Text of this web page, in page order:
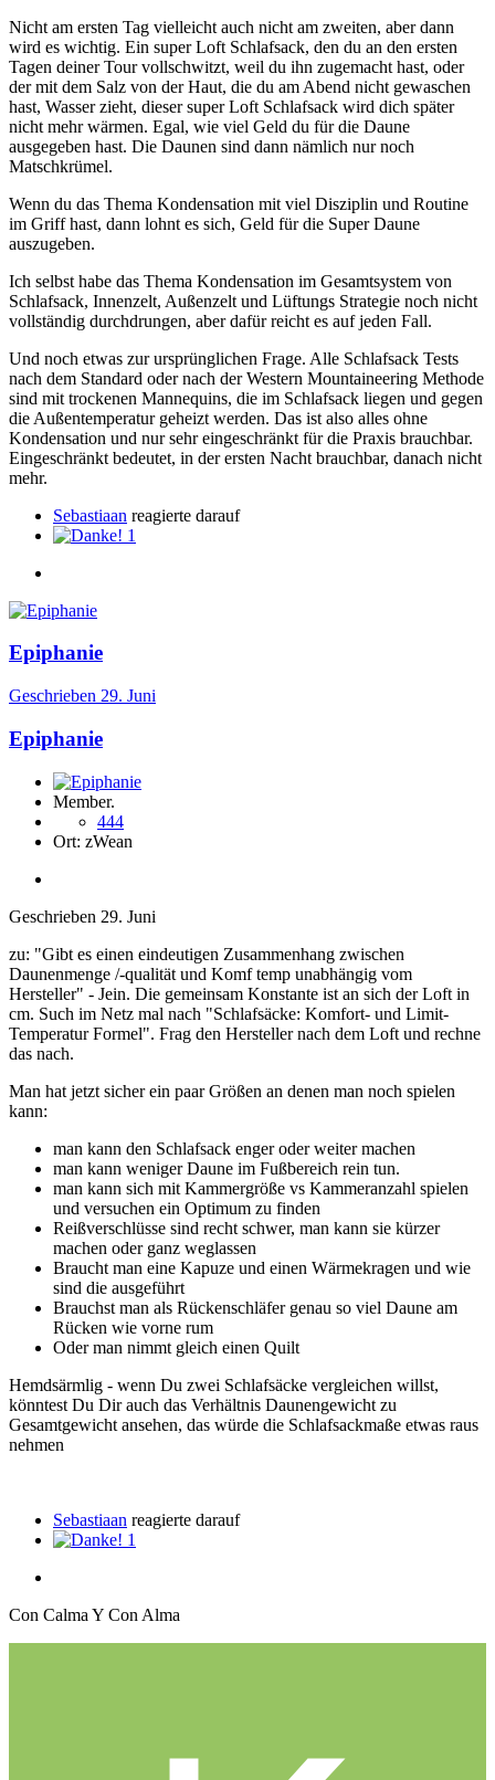
Nicht am ersten Tag vielleicht auch nicht am zweiten, aber dann
wird es wichtig. Ein super Loft Schlafsack, den du an den ersten
Tagen deiner Tour vollschwitzt, weil du ihn zugemacht hast, oder
der mit dem Salz von der Haut, die du am Abend nicht gewaschen
hast, Wasser zieht, dieser super Loft Schlafsack wird dich später
nicht mehr wärmen. Egal, wie viel Geld du für die Daune
ausgegeben hast. Die Daunen sind dann nämlich nur noch
Matschkrümel.
Wenn du das Thema Kondensation mit viel Disziplin und Routine
im Griff hast, dann lohnt es sich, Geld für die Super Daune
auszugeben.
Ich selbst habe das Thema Kondensation im Gesamtsystem von
Schlafsack, Innenzelt, Außenzelt und Lüftungs Strategie noch nicht
vollständig durchdrungen, aber dafür reicht es auf jeden Fall.
Und noch etwas zur ursprünglichen Frage. Alle Schlafsack Tests
nach dem Standard oder nach der Western Mountaineering Methode
sind mit trockenen Mannequins, die im Schlafsack liegen und gegen
die Außentemperatur geheizt werden. Das ist also alles ohne
Kondensation und nur sehr eingeschränkt für die Praxis brauchbar.
Eingeschränkt bedeutet, in der ersten Nacht brauchbar, danach nicht
mehr.
Sebastiaan reagierte darauf
1
Epiphanie
Geschrieben 29. Juni
Epiphanie
Member.
444
Ort: zWean
Geschrieben 29. Juni
zu: "Gibt es einen eindeutigen Zusammenhang zwischen
Daunenmenge /-qualität und Komf temp unabhängig vom
Hersteller" - Jein. Die gemeinsam Konstante ist an sich der Loft in
cm. Such im Netz mal nach "Schlafsäcke: Komfort- und Limit-
Temperatur Formel". Frag den Hersteller nach dem Loft und rechne
das nach.
Man hat jetzt sicher ein paar Größen an denen man noch spielen
kann:
man kann den Schlafsack enger oder weiter machen
man kann weniger Daune im Fußbereich rein tun.
man kann sich mit Kammergröße vs Kammeranzahl spielen
und versuchen ein Optimum zu finden
Reißverschlüsse sind recht schwer, man kann sie kürzer
machen oder ganz weglassen
Braucht man eine Kapuze und einen Wärmekragen und wie
sind die ausgeführt
Brauchst man als Rückenschläfer genau so viel Daune am
Rücken wie vorne rum
Oder man nimmt gleich einen Quilt
Hemdsärmlig - wenn Du zwei Schlafsäcke vergleichen willst,
könntest Du Dir auch das Verhältnis Daunengewicht zu
Gesamtgewicht ansehen, das würde die Schlafsackmaße etwas raus
nehmen
Sebastiaan reagierte darauf
1
Con Calma Y Con Alma